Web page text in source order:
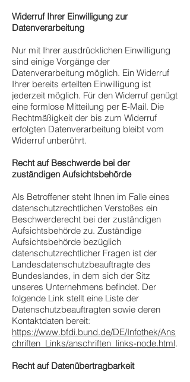
Widerruf Ihrer Einwilligung zur
Datenverarbeitung
Nur mit Ihrer ausdrücklichen Einwilligung
sind einige Vorgänge der
Datenverarbeitung möglich. Ein Widerruf
Ihrer bereits erteilten Einwilligung ist
jederzeit möglich. Für den Widerruf genügt
eine formlose Mitteilung per E-Mail. Die
Rechtmäßigkeit der bis zum Widerruf
erfolgten Datenverarbeitung bleibt vom
Widerruf unberührt.
Recht auf Beschwerde bei der
zuständigen Aufsichtsbehörde
Als Betroffener steht Ihnen im Falle eines
datenschutzrechtlichen Verstoßes ein
Beschwerderecht bei der zuständigen
Aufsichtsbehörde zu. Zuständige
Aufsichtsbehörde bezüglich
datenschutzrechtlicher Fragen ist der
Landesdatenschutzbeauftragte des
Bundeslandes, in dem sich der Sitz
unseres Unternehmens befindet. Der
folgende Link stellt eine Liste der
Datenschutzbeauftragten sowie deren
Kontaktdaten bereit:
https://www.bfdi.bund.de/DE/Infothek/Ans
chriften_Links/anschriften_links-node.html.
Recht auf Datenübertragbarkeit